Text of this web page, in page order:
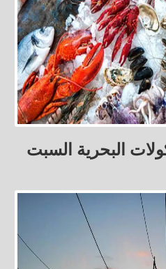
البحرية السبت